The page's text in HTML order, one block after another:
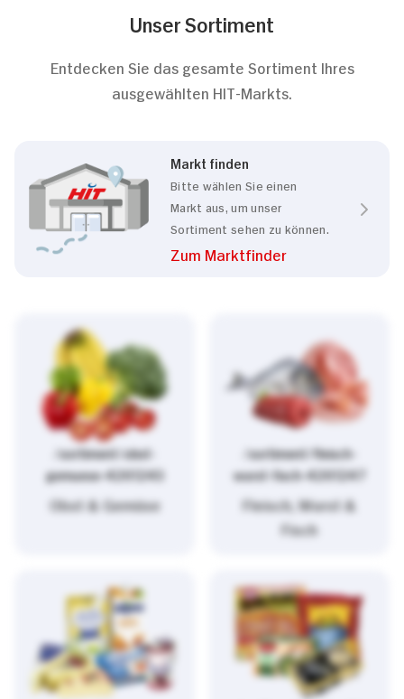
Unser Sortiment
Entdecken Sie das gesamte Sortiment Ihres
ausgewählten HIT-Markts.
Markt finden
Bitte wählen Sie einen
Markt aus, um unser
Sortiment sehen zu können.
Zum Marktfinder
/sortiment/obst-
gemuese-4261243
Obst & Gemüse
/sortiment/fleisch-
wurst-fisch-4261247
Fleisch, Wurst &
Fisch